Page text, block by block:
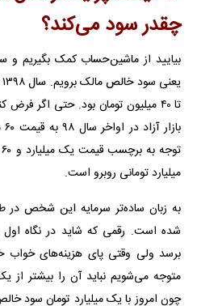
چقدر سود می‌کند؟
بیایید از ماشین‌حساب کمک بگیریم و
تا ۴۰ میلیون تومان بود. حتی اگر
میلیارد تومانی روبرو است.
شده است. رقمی که شاید در نگاه اول
برسد ولی وقتی پای هزینه‌های خواب
متوجه می‌شویم نباید آن را بیشتر از
چون امروز با یک میلیارد تومان سود